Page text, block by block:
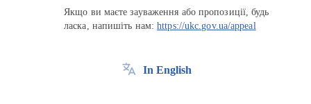
Якщо ви маєте зауваження або пропозиції, будь
ласка, напишіть нам:https://ukc.gov.ua/appeal
In English